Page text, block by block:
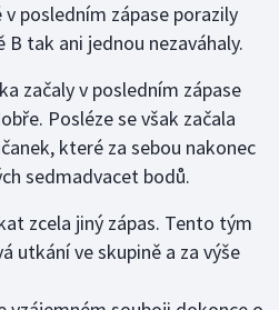
posledním zápase porazily
B tak ani jednou nezaváhaly.
začaly v posledním zápase
Posléze se však začala
které za sebou nakonec
sedmadvacet bodů.
zcela jiný zápas. Tento tým
utkání ve skupině a za výše